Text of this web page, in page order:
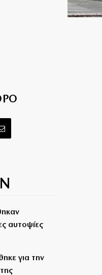
αυτοψίες
για την